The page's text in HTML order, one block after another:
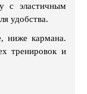
с эластичным
удобства.
ниже кармана.
тренировок и